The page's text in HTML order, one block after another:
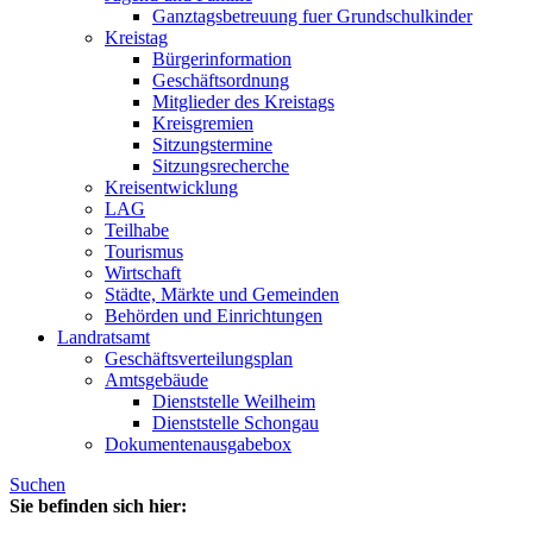
Ganztagsbetreuung fuer Grundschulkinder
Kreistag
Bürgerinformation
Geschäftsordnung
Mitglieder des Kreistags
Kreisgremien
Sitzungstermine
Sitzungsrecherche
Kreisentwicklung
LAG
Teilhabe
Tourismus
Wirtschaft
Städte, Märkte und Gemeinden
Behörden und Einrichtungen
Landratsamt
Geschäftsverteilungsplan
Amtsgebäude
Dienststelle Weilheim
Dienststelle Schongau
Dokumentenausgabebox
Suchen
Sie befinden sich hier: